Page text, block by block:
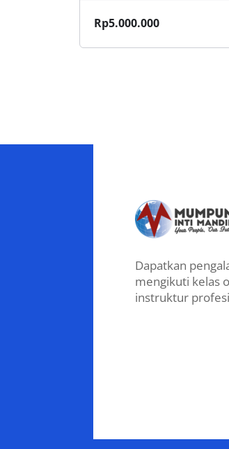
Rp5.000.000
Dapatkan
mengikuti kelas
instruktur